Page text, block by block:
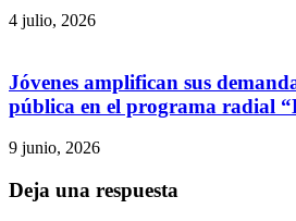
4 julio, 2026
Jóvenes amplifican sus
pública en el programa radial
9 junio, 2026
Deja una respuesta